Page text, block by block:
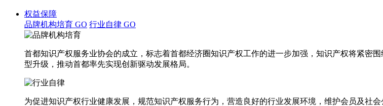
权益保障
品牌机构培育 GO 行业自律 GO
首都知识产权服务业协会的成立，标志着首都经济圈知识产权工作的进一步加强，知识产权将紧密
型升级，推动首都率先实现创新驱动发展格局。
为促进知识产权行业健康发展，规范知识产权服务行为，营造良好的行业发展环境，维护会员及